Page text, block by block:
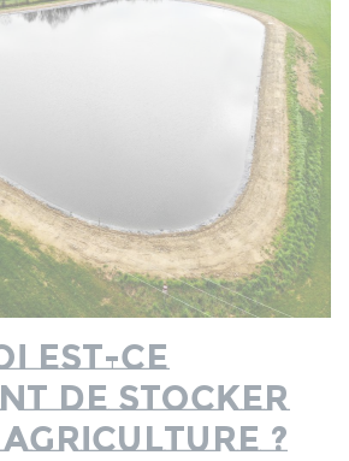
est-ce
de stocker
agriculture ?